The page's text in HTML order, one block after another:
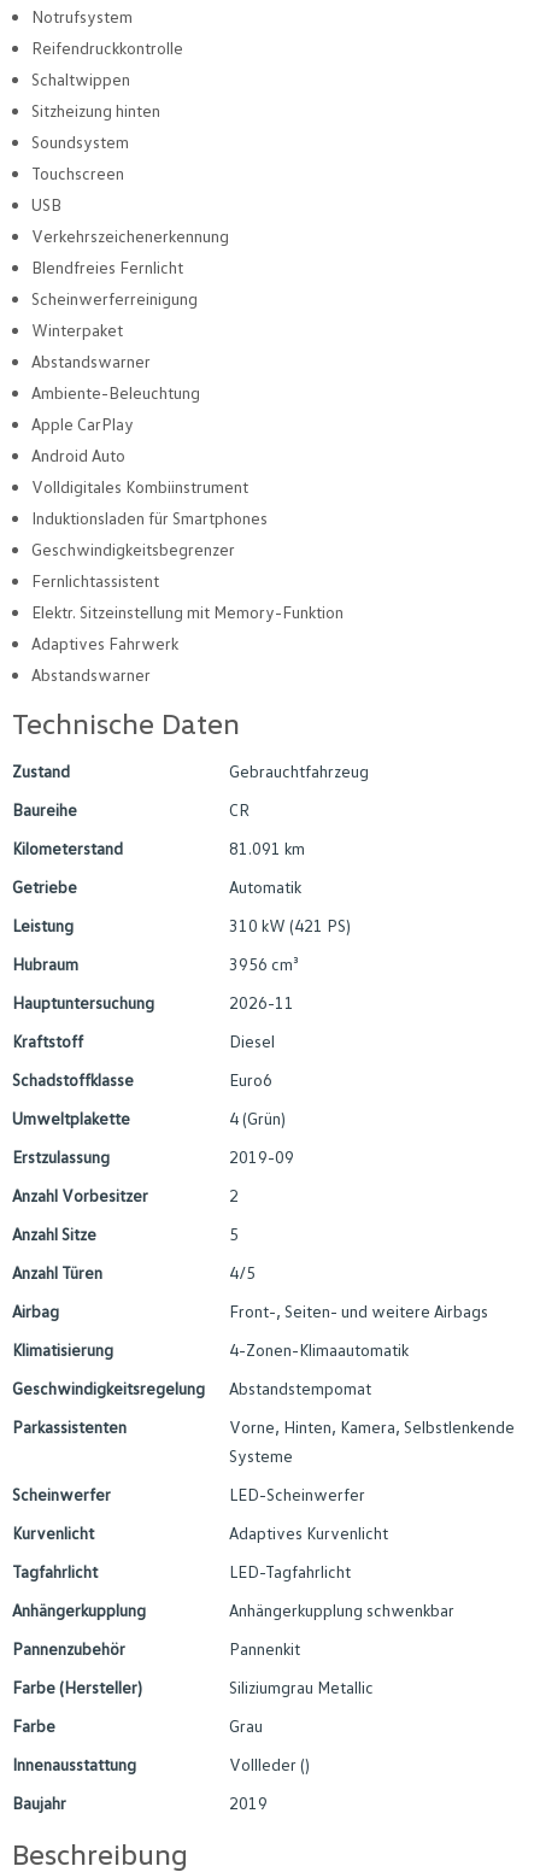
Notrufsystem
Reifendruckkontrolle
Schaltwippen
Sitzheizung hinten
Soundsystem
Touchscreen
USB
Verkehrszeichenerkennung
Blendfreies Fernlicht
Scheinwerferreinigung
Winterpaket
Abstandswarner
Ambiente-Beleuchtung
Apple CarPlay
Android Auto
Volldigitales Kombiinstrument
Induktionsladen für Smartphones
Geschwindigkeitsbegrenzer
Fernlichtassistent
Elektr. Sitzeinstellung mit Memory-Funktion
Adaptives Fahrwerk
Abstandswarner
Technische Daten
Zustand
Gebrauchtfahrzeug
Baureihe
CR
Kilometerstand
81.091 km
Getriebe
Automatik
Leistung
310 kW (421 PS)
Hubraum
3956 cm³
Hauptuntersuchung
2026-11
Kraftstoff
Diesel
Schadstoffklasse
Euro6
Umweltplakette
4 (Grün)
Erstzulassung
2019-09
Anzahl Vorbesitzer
2
Anzahl Sitze
5
Anzahl Türen
4/5
Airbag
Front-, Seiten- und weitere Airbags
Klimatisierung
4-Zonen-Klimaautomatik
Geschwindigkeitsregelung
Abstandstempomat
Parkassistenten
Vorne, Hinten, Kamera, Selbstlenkende
Systeme
Scheinwerfer
LED-Scheinwerfer
Kurvenlicht
Adaptives Kurvenlicht
Tagfahrlicht
LED-Tagfahrlicht
Anhängerkupplung
Anhängerkupplung schwenkbar
Pannenzubehör
Pannenkit
Farbe (Hersteller)
Siliziumgrau Metallic
Farbe
Grau
Innenausstattung
Vollleder ()
Baujahr
2019
Beschreibung